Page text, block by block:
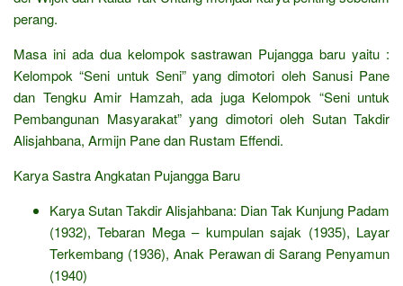
perang.
Masa ini ada dua kelompok sastrawan Pujangga baru yaitu :
Kelompok “Seni untuk Seni” yang dimotori oleh Sanusi Pane
dan Tengku Amir Hamzah, ada juga Kelompok “Seni untuk
Pembangunan Masyarakat” yang dimotori oleh Sutan Takdir
Alisjahbana, Armijn Pane dan Rustam Effendi.
Karya Sastra Angkatan Pujangga Baru
Karya Sutan Takdir Alisjahbana: Dian Tak Kunjung Padam
(1932), Tebaran Mega – kumpulan sajak (1935), Layar
Terkembang (1936), Anak Perawan di Sarang Penyamun
(1940)